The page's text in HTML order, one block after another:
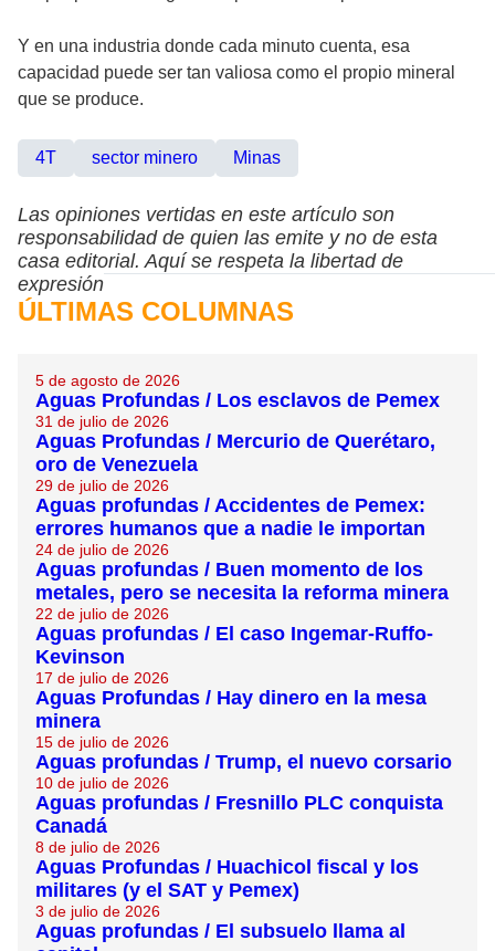
Y en una industria donde cada minuto cuenta, esa
capacidad puede ser tan valiosa como el propio mineral
que se produce.
4T sector minero Minas
Las opiniones vertidas en este artículo son
responsabilidad de quien las emite y no de esta
casa editorial. Aquí se respeta la libertad de
expresión
ÚLTIMAS COLUMNAS
5 de agosto de 2026
Aguas Profundas / Los esclavos de Pemex
31 de julio de 2026
Aguas Profundas / Mercurio de Querétaro,
oro de Venezuela
29 de julio de 2026
Aguas profundas / Accidentes de Pemex:
errores humanos que a nadie le importan
24 de julio de 2026
Aguas profundas / Buen momento de los
metales, pero se necesita la reforma minera
22 de julio de 2026
Aguas profundas / El caso Ingemar-Ruffo-
Kevinson
17 de julio de 2026
Aguas Profundas / Hay dinero en la mesa
minera
15 de julio de 2026
Aguas profundas / Trump, el nuevo corsario
10 de julio de 2026
Aguas profundas / Fresnillo PLC conquista
Canadá
8 de julio de 2026
Aguas Profundas / Huachicol fiscal y los
militares (y el SAT y Pemex)
3 de julio de 2026
Aguas profundas / El subsuelo llama al